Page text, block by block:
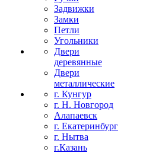
Задвижки
Замки
Петли
Угольники
Двери
деревянные
Двери
металлические
г. Кунгур
г. Н. Новгород
Алапаевск
г. Екатеринбург
г. Нытва
г.Казань